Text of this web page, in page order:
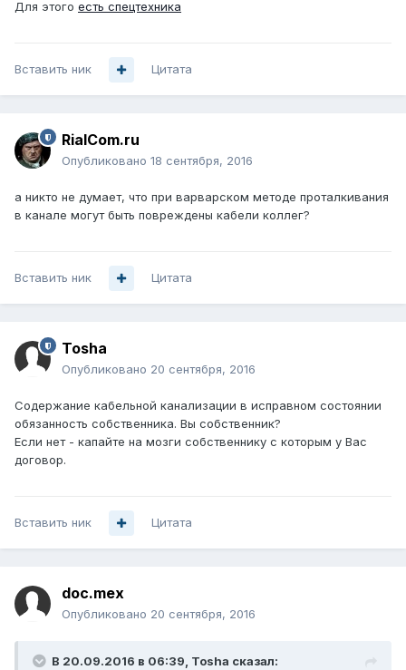
Для этого есть спецтехника
Вставить ник Цитата
RialCom.ru
Опубликовано 18 сентября, 2016
а никто не думает, что при варварском методе проталкивания
в канале могут быть повреждены кабели коллег?
Вставить ник Цитата
Tosha
Опубликовано 20 сентября, 2016
Содержание кабельной канализации в исправном состоянии
обязанность собственника. Вы собственник?
Если нет - капайте на мозги собственнику с которым у Вас
договор.
Вставить ник Цитата
doc.mex
Опубликовано 20 сентября, 2016
В 20.09.2016 в 06:39, Tosha сказал: